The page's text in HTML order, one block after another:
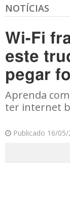
NOTÍCIAS
Wi-Fi
este
pegar
Aprenda
ter internet
Publicado 16/